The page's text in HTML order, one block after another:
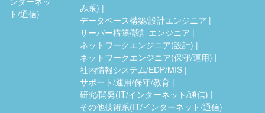
ト/通信)
み系)
データベース構築/設計エンジニア
サーバー構築/設計エンジニア
ネットワークエンジニア(設計)
ネットワークエンジニア(保守/運用)
社内情報システム/EDP/MIS
サポート/運用/保守/教育
研究/開発(IT/インターネット/通信)
その他技術系(IT/インターネット/通信)